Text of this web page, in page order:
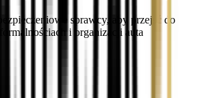
sprawcy, aby przejść do
i organizacji auta